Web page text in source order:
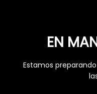
EN
Estamos